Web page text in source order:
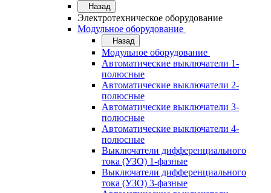
Назад
Электротехническое оборудование
Модульное оборудование
Назад
Модульное оборудование
Автоматические выключатели 1-
полюсные
Автоматические выключатели 2-
полюсные
Автоматические выключатели 3-
полюсные
Автоматические выключатели 4-
полюсные
Выключатели дифференциального
тока (УЗО) 1-фазные
Выключатели дифференциального
тока (УЗО) 3-фазные